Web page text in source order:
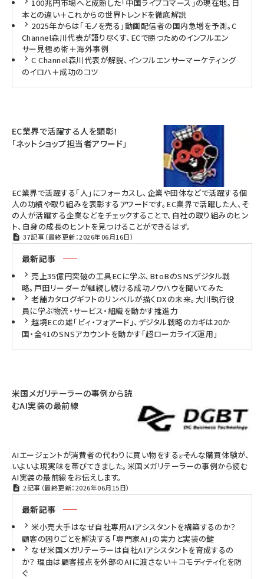
100兆円市場へと成熟した「中国ライブコマース」の現在地。日
本との違い＋これからの世界トレンドを徹底解説
2025年からは「モノを売る」動画配信者の国内急増を予測。C
Channel森川代表が語り尽くす、ECで勝つためのインフルエン
サー見極め術＋海外事例
C Channel森川代表が解説、インフルエンサーマーケティング
のイロハ＋成功のコツ
EC業界で活躍する人を顕彰！
「ネットショップ担当者アワード」
EC業界で活躍する「人」にフォーカスし、企業や団体などで活躍する個
人の功績や取り組みを表彰するアワードです。EC業界で活躍した人、そ
の人が活躍する企業などをチェックすることで、自社の取り組みのヒン
ト、自身の成長のヒントを見つけることができるはず。
37記事（最終更新：2026年06月16日）
最新記事
売上35億円突破の工具ECに学ぶ、BtoBのSNSデジタル戦
略。戸田リーダーが継続し続ける成功ノウハウを聞いてみた
老舗カタログギフトのリンベルが描くDXの未来。大川執行役
員に学ぶ物流・サービス・組織を動かす推進力
越境ECの雄「ビィ・フォアード」、デジタル戦略のカギは20か
国・全41のSNSアカウントを動かす「超ローカライズ運用」
米国メガリテーラーの事例から読
むAI実装の最前線
AIエージェントが消費者の代わりに買い物をする――。そんな購買体験が、
いよいよ現実味を帯びてきました。米国メガリテーラーの事例から読む
AI実装の最前線をお伝えします。
2記事（最終更新：2026年06月15日）
最新記事
米小売大手はなぜ自社専用AIアシスタントを構築するのか？
顧客の困りごとを解決する「専門家AI」の実力と実装の鍵
なぜ米国メガリテーラーは自社AIアシスタントを育成するの
か？ 理由は顧客接点を外部のAIに渡さない＋コモディティ化を防
ぐ